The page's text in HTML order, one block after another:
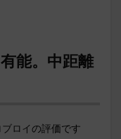
能。中距離
ロイの評価です